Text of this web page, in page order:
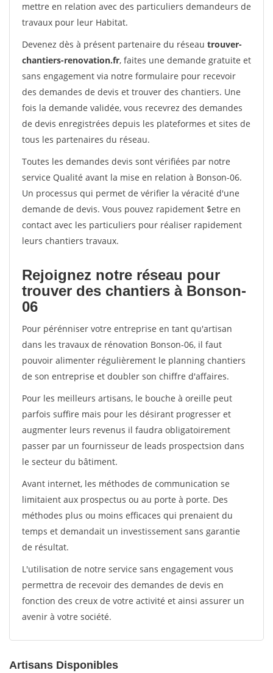
mettre en relation avec des particuliers demandeurs de
travaux pour leur Habitat.
Devenez dès à présent partenaire du réseau trouver-
chantiers-renovation.fr, faites une demande gratuite et
sans engagement via notre formulaire pour recevoir
des demandes de devis et trouver des chantiers. Une
fois la demande validée, vous recevrez des demandes
de devis enregistrées depuis les plateformes et sites de
tous les partenaires du réseau.
Toutes les demandes devis sont vérifiées par notre
service Qualité avant la mise en relation à Bonson-06.
Un processus qui permet de vérifier la véracité d'une
demande de devis. Vous pouvez rapidement $etre en
contact avec les particuliers pour réaliser rapidement
leurs chantiers travaux.
Rejoignez notre réseau pour
trouver des chantiers à Bonson-
06
Pour pérénniser votre entreprise en tant qu'artisan
dans les travaux de rénovation Bonson-06, il faut
pouvoir alimenter régulièrement le planning chantiers
de son entreprise et doubler son chiffre d'affaires.
Pour les meilleurs artisans, le bouche à oreille peut
parfois suffire mais pour les désirant progresser et
augmenter leurs revenus il faudra obligatoirement
passer par un fournisseur de leads prospectsion dans
le secteur du bâtiment.
Avant internet, les méthodes de communication se
limitaient aux prospectus ou au porte à porte. Des
méthodes plus ou moins efficaces qui prenaient du
temps et demandait un investissement sans garantie
de résultat.
L'utilisation de notre service sans engagement vous
permettra de recevoir des demandes de devis en
fonction des creux de votre activité et ainsi assurer un
avenir à votre société.
Artisans Disponibles